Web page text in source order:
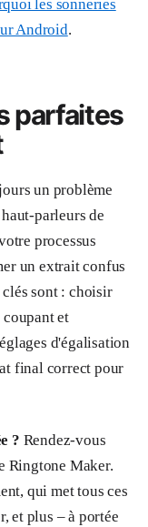
les sonneries
Android.
parfaites
un problème
parleurs de
processus
un extrait confus
clés sont : choisir
et
d'égalisation
final correct pour
? Rendez-vous
Ringtone Maker.
qui met tous ces
et plus – à portée